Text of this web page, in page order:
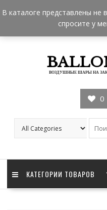
to
+7 962 957-18-50
Мы в Москве
ВОЗДУШНЫЕ ШАРЫ НА
0
КАТЕГОРИИ ТОВАРОВ
В каталоге представлены не
спросите у